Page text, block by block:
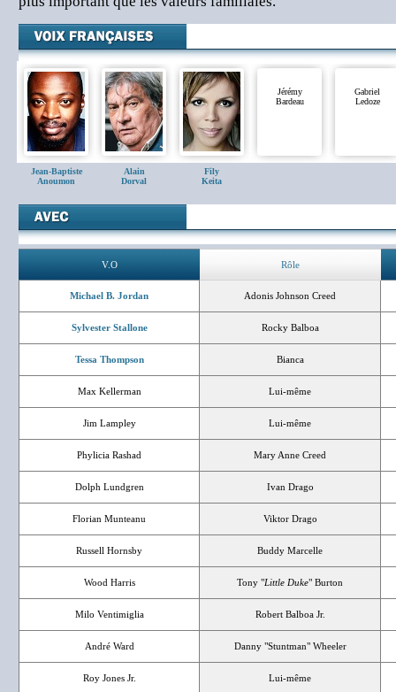
Jean-Baptiste
Anoumon
Alain
Dorval
Fily
Keita
Jérémy
Bardeau
Gabriel
Ledoze
V.O Rôle
Michael B. Jordan Adonis Johnson Creed
Sylvester Stallone Rocky Balboa
Tessa Thompson Bianca
Max Kellerman Lui-même
Jim Lampley Lui-même
Phylicia Rashad Mary Anne Creed
Dolph Lundgren Ivan Drago
Florian Munteanu Viktor Drago
Russell Hornsby Buddy Marcelle
Wood Harris Tony "Little Duke" Burton
Milo Ventimiglia Robert Balboa Jr.
André Ward Danny "Stuntman" Wheeler
Roy Jones Jr. Lui-même